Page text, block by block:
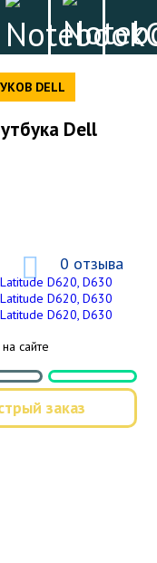
DELL
Dell
0 отзыва
сайте
заказ